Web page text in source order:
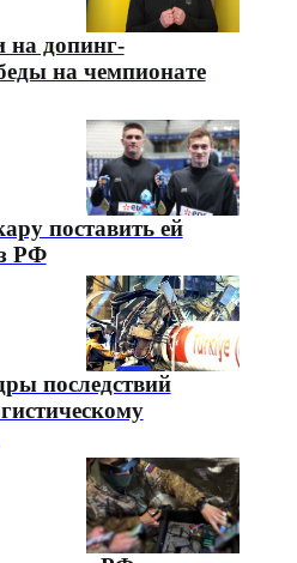
на допинг-
на чемпионате
поставить ей
РФ
последствий